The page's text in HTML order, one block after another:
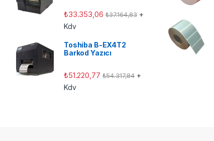
₺33.353,06 ₺37.164,83 +
Kdv
Toshiba B-EX4T2
Barkod Yazıcı
₺51.220,77 ₺54.317,84 +
Kdv